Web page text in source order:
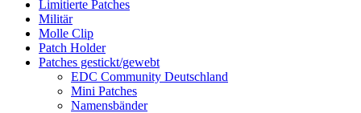
Limitierte Patches
Militär
Molle Clip
Patch Holder
Patches gestickt/gewebt
EDC Community Deutschland
Mini Patches
Namensbänder